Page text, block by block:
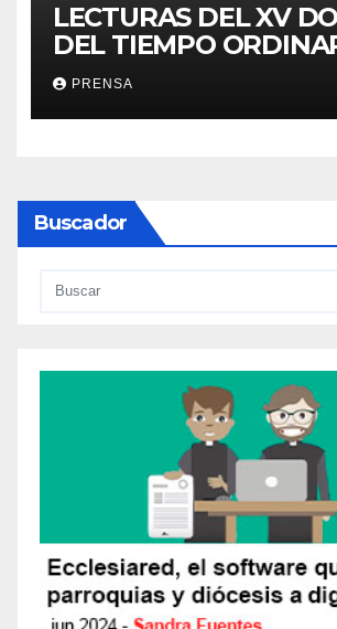
LECTURAS DEL XV
DEL TIEMPO
PRENSA
Buscador